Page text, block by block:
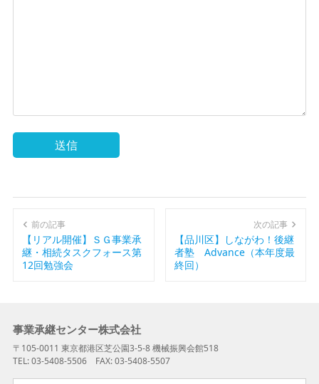
l
i
v
e
前の記事
【リアル開催】ＳＧ事業承
継・相続タスクフォース第
12回勉強会
次の記事
【品川区】しながわ！後継
者塾 Advance（本年度最
終回）
事業承継センター株式会社
〒105-0011 東京都港区芝公園3-5-8 機械振興会館518
TEL: 03-5408-5506 FAX: 03-5408-5507